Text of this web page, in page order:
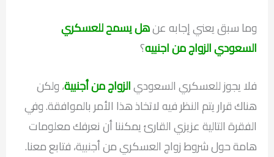
وما سبق يعني إجابه عنهل يسمح للعسكري
السعودي الزواج من اجنبيه؟
فلا يجوز للعسكري السعوديالزواج من أجنبية، ولكن
هناك قرار يتم النظر فيه لاتخاذ هذا الأمر بالموافقة. وفي
الفقرة التالية عزيزي القارئ يمكننا أن نعرفك معلومات
هامة حول شروط زواج العسكري من أجنبية، فتابع معنا.